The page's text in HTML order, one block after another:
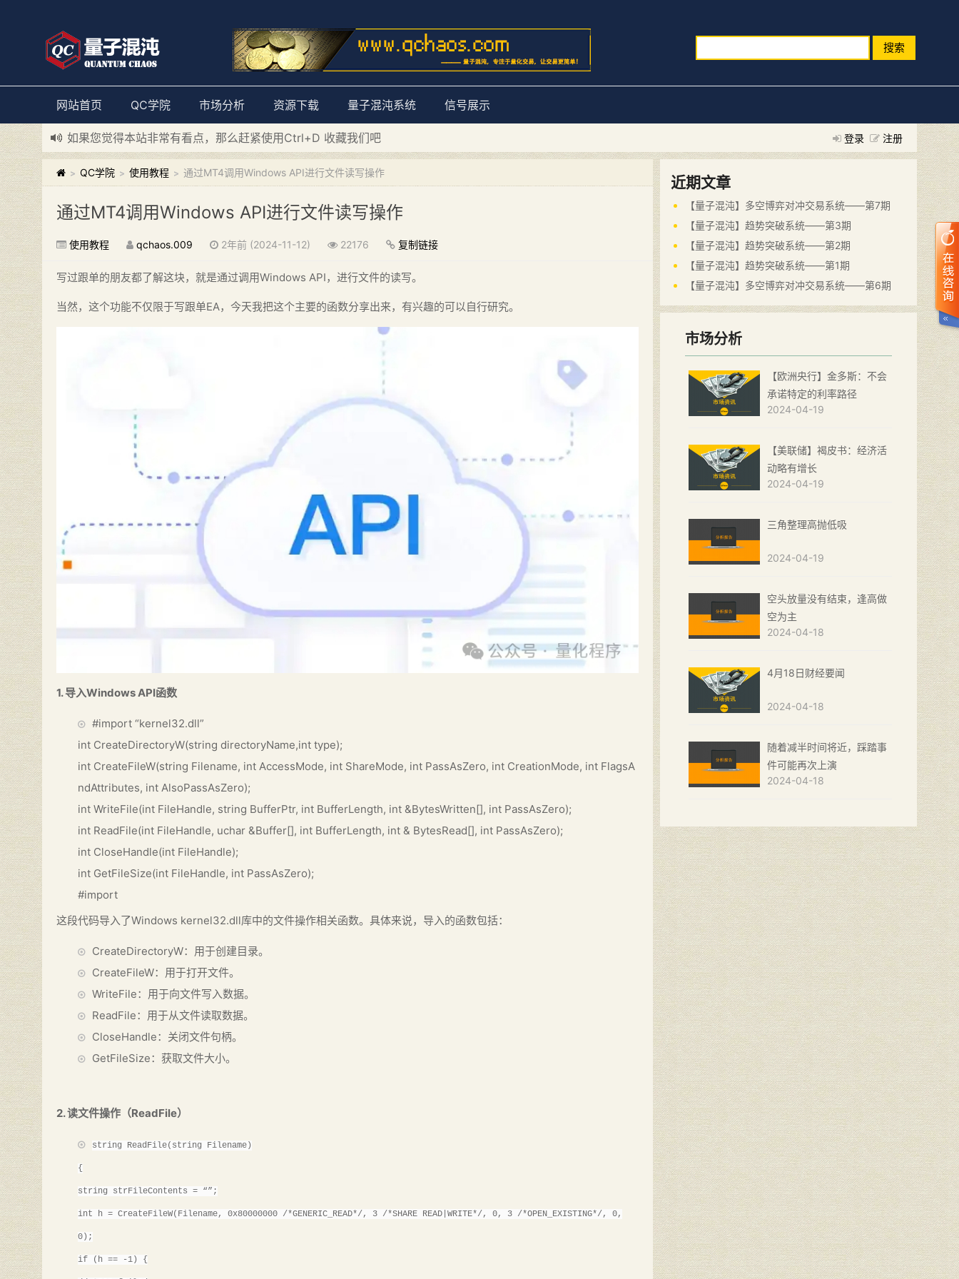
搜索
网站首页 QC学院 市场分析 资源下载 量子混沌系统 信号展示
登录 注册
如果您觉得本站非常有看点，那么赶紧使用Ctrl+D 收藏我们吧
新添加量子混沌系统板块，欢迎大家访问！---“量子混沌系统”
> QC学院 > 使用教程 > 通过MT4调用Windows API进行文件读写操作
通过MT4调用Windows API进行文件读写操作
使用教程 qchaos.009 2年前 (2024-11-12) 22176 复制链接
写过跟单的朋友都了解这块，就是通过调用Windows API，进行文件的读写。
当然，这个功能不仅限于写跟单EA，今天我把这个主要的函数分享出来，有兴趣的可以自行研究。
1. 导入Windows API函数
#import “kernel32.dll”
int CreateDirectoryW(string directoryName,int type);
int CreateFileW(string Filename, int AccessMode, int ShareMode, int PassAsZero, int CreationMode, int FlagsA
ndAttributes, int AlsoPassAsZero);
int WriteFile(int FileHandle, string BufferPtr, int BufferLength, int &BytesWritten[], int PassAsZero);
int ReadFile(int FileHandle, uchar &Buffer[], int BufferLength, int & BytesRead[], int PassAsZero);
int CloseHandle(int FileHandle);
int GetFileSize(int FileHandle, int PassAsZero);
#import
这段代码导入了Windows kernel32.dll库中的文件操作相关函数。具体来说，导入的函数包括：
CreateDirectoryW：用于创建目录。
CreateFileW：用于打开文件。
WriteFile：用于向文件写入数据。
ReadFile：用于从文件读取数据。
CloseHandle：关闭文件句柄。
GetFileSize：获取文件大小。
2. 读文件操作（ReadFile）
string ReadFile(string Filename)
{
string strFileContents = “”;
int h = CreateFileW(Filename, 0x80000000 /*GENERIC_READ*/, 3 /*SHARE READ|WRITE*/, 0, 3 /*OPEN_EXISTING*/, 0,
0);
if (h == -1) {
近期文章
【量子混沌】多空博弈对冲交易系统——第7期
【量子混沌】趋势突破系统——第3期
【量子混沌】趋势突破系统——第2期
【量子混沌】趋势突破系统——第1期
【量子混沌】多空博弈对冲交易系统——第6期
市场分析
【欧洲央行】金多斯：不会
承诺特定的利率路径
2024-04-19
【美联储】褐皮书：经济活
动略有增长
2024-04-19
三角整理高抛低吸
2024-04-19
空头放量没有结束，逢高做
空为主
2024-04-18
4月18日财经要闻
2024-04-18
随着减半时间将近，踩踏事
件可能再次上演
2024-04-18